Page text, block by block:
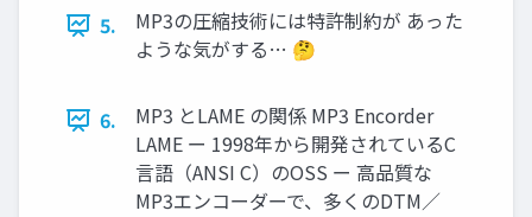
5.
MP3の圧縮技術には特許制約が あった
ような気がする… 🤔
6.
MP3 とLAME の関係 MP3 Encorder
LAME ー 1998年から開発されているC
言語（ANSI C）のOSS ー 高品質な
MP3エンコーダーで、多くのDTM／